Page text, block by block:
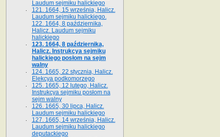
Laudum sejmiku halickiego
121. 1664, 15 września, Halicz.
Laudum sejmiku halickiego.
122. 1664, 8 października,
Halicz. Laudum sejmiku
halickiego
123. 1664, 8 października,
Halicz. Instrukcya sejmiku
halickiego posłom na sejm
walny
124. 1665, 22 stycznia, Halicz.
Elekcya podkomorzego
125. 1665, 12 lutego, Halicz.
Instrukcya sejmiku posłom na
sejm walny
126. 1665, 30 lipca, Halicz.
Laudum sejmiku halickiego
127. 1665, 14 września, Halicz.
Laudum sejmiku halickiego
deputackiego